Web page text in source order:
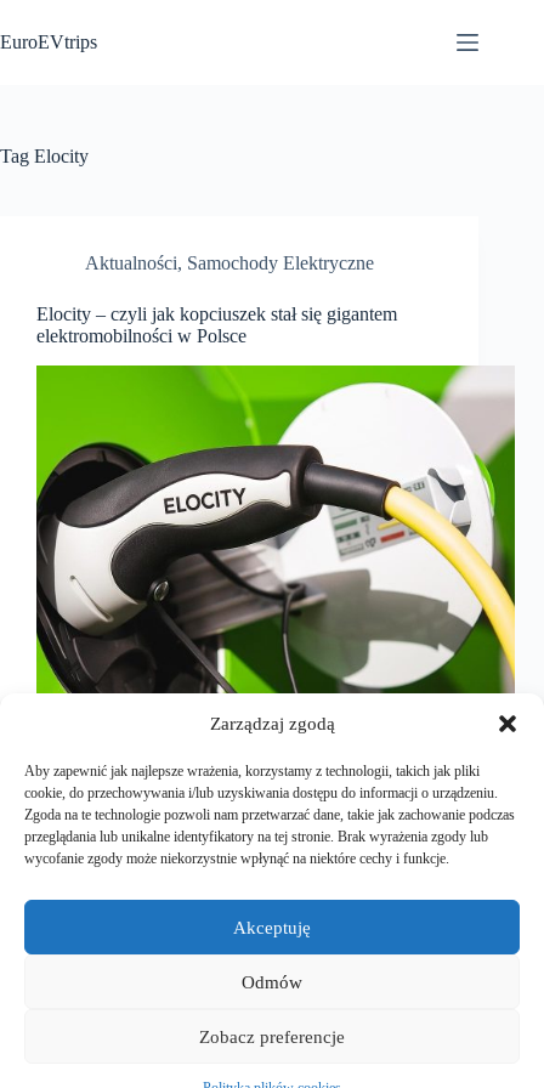
Zarządzaj zgodą
Aby zapewnić jak najlepsze wrażenia, korzystamy z technologii, takich jak pliki
cookie, do przechowywania i/lub uzyskiwania dostępu do informacji o urządzeniu.
Zgoda na te technologie pozwoli nam przetwarzać dane, takie jak zachowanie podczas
przeglądania lub unikalne identyfikatory na tej stronie. Brak wyrażenia zgody lub
wycofanie zgody może niekorzystnie wpłynąć na niektóre cechy i funkcje.
Akceptuję
Odmów
Zobacz preferencje
do
treści
EuroEVtrips
Tag Elocity
Aktualności, Samochody Elektryczne
Elocity – czyli jak kopciuszek stał się gigantem
elektromobilności w Polsce
Elocity – czyli jak kopciuszek stał się gigantem
nakręcają i dają nadzieję na to, że jednak są w
dzisiejszych czasach firmy potrafiące walczyć z
wszelkimi przeciwnościami zarówno losu, jak i
2025-07-16